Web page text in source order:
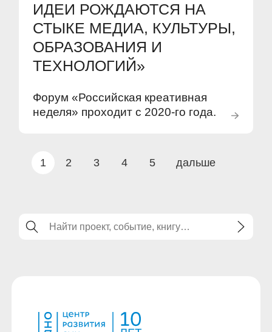
ИДЕИ РОЖДАЮТСЯ НА
СТЫКЕ МЕДИА, КУЛЬТУРЫ,
ОБРАЗОВАНИЯ И
ТЕХНОЛОГИЙ»
Форум «Российская креативная
неделя» проходит с 2020-го года.
1 2 3 4 5 дальше